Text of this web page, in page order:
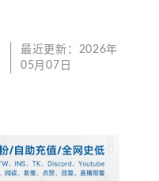
最近更新： 2026年
05月07日